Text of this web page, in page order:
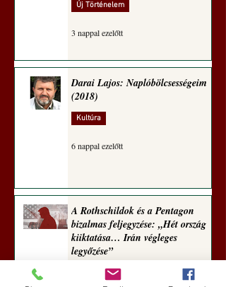
Új Történelem
3 nappal ezelőtt
Darai Lajos: Naplóbölcsességeim
(2018)
Kultúra
6 nappal ezelőtt
A Rothschildok és a Pentagon
bizalmas feljegyzése: „Hét ország
kiiktatása… Irán végleges
legyőzése”
Új Történelem